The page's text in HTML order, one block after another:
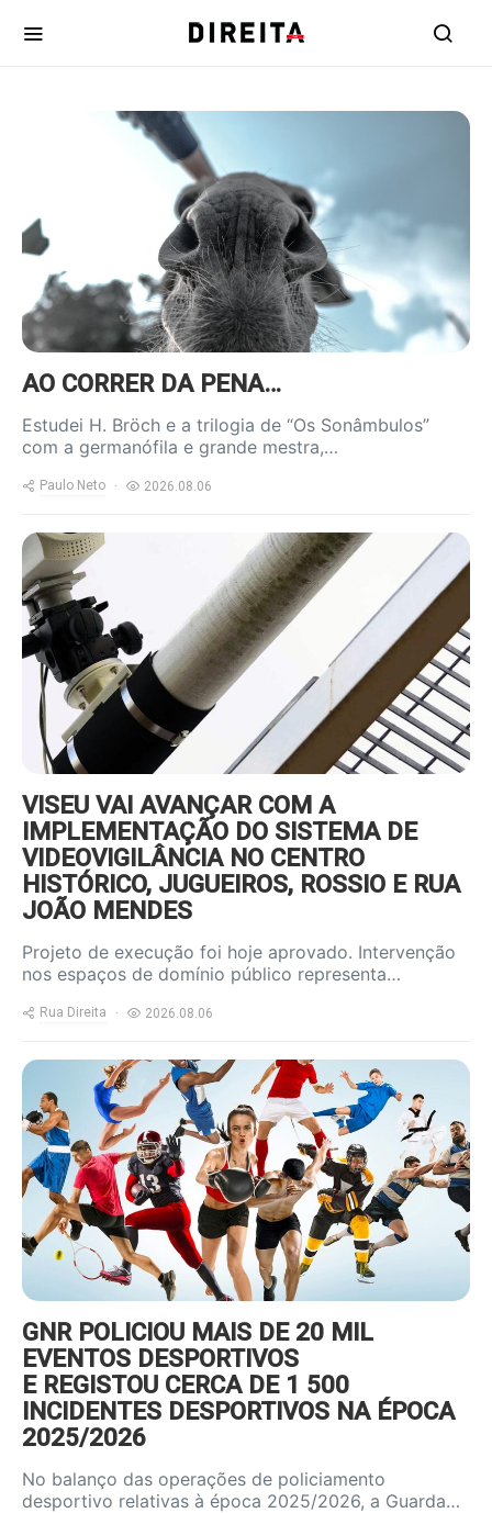
https://www.ruadireita.pt/wp-
content/uploads/2020/04/burro-
AO CORRER DA PENA…
Estudei H. Bröch e a trilogia de “Os Sonâmbulos”
com a germanófila e grande mestra,…
Paulo Neto 2026.08.06
https://www.ruadireita.pt/wp-
content/uploads/2026/08/videov-
800x600.jpg
VISEU VAI AVANÇAR COM A
IMPLEMENTAÇÃO DO SISTEMA DE
VIDEOVIGILÂNCIA NO CENTRO
HISTÓRICO, JUGUEIROS, ROSSIO E RUA
JOÃO MENDES
Projeto de execução foi hoje aprovado. Intervenção
nos espaços de domínio público representa…
Rua Direita 2026.08.06
https://www.ruadireita.pt/wp-
content/uploads/2022/01/desporto-
800x600.jpg
GNR POLICIOU MAIS DE 20 MIL
EVENTOS DESPORTIVOS
E REGISTOU CERCA DE 1 500
INCIDENTES DESPORTIVOS NA ÉPOCA
2025/2026
No balanço das operações de policiamento
desportivo relativas à época 2025/2026, a Guarda…